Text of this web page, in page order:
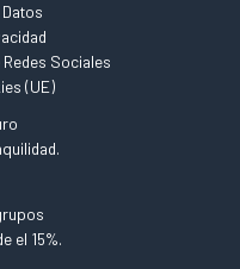
Sociales
(UE)
el 15%.